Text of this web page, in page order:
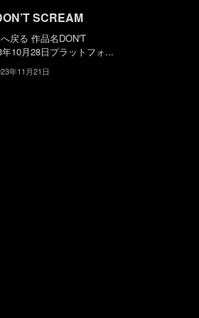
SCREAM
戻る 作品名DON'T
10月28日プラットフォ...
年11月21日